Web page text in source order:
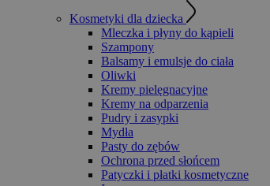
Kosmetyki dla dziecka
Mleczka i płyny do kąpieli
Szampony
Balsamy i emulsje do ciała
Oliwki
Kremy pielęgnacyjne
Kremy na odparzenia
Pudry i zasypki
Mydła
Pasty do zębów
Ochrona przed słońcem
Patyczki i płatki kosmetyczne